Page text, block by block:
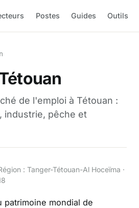
Postes Guides Outils
de l'emploi à Tétouan :
industrie, pêche et
: Tanger-Tétouan-Al Hoceïma ·
patrimoine mondial de